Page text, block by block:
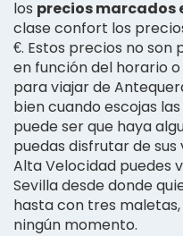
los precios marcados
clase confort los
€. Estos precios no son
en función del horario
para viajar de
bien cuando escojas
puede ser que haya
puedas disfrutar de
Alta Velocidad puedes
Sevilla desde donde
hasta con tres
ningún momento.